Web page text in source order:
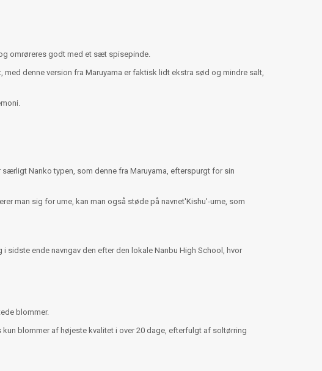
omrøreres godt med et sæt spisepinde.
denne version fra Maruyama er faktisk lidt ekstra sød og mindre salt,
Nanko typen, som denne fra Maruyama, efterspurgt for sin
man sig for ume, kan man også støde på navnet'Kishu'-ume, som
ende navngav den efter den lokale Nanbu High School, hvor
blommer.
blommer af højeste kvalitet i over 20 dage, efterfulgt af soltørring